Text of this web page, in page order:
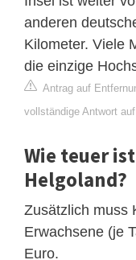
anderen
Kilometer. Viele
die einzige
Antrag auf
vollständige Antwort
Wie teuer
Helgoland?
Zusätzlich muss
Erwachsene (je
Euro.